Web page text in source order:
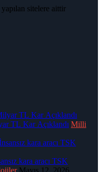
sitelere aittir
TL Kar Açıklandı Milli
kara aracı TSK
Mayıs 12, 2026